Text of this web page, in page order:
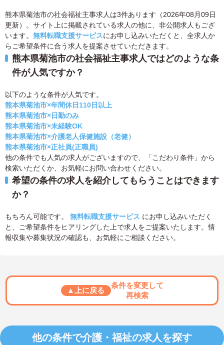
熊本県菊池市の社会福祉主事求人は3件あります（2026年08月09日
更新）。サイト上に掲載されている求人の他に、非公開求人もござ
います。 無料転職支援サービスにお申し込みいただくと、全求人か
らご希望条件に合う求人を提案させていただきます。
熊本県菊池市の社会福祉主事求人ではどのような条
件が人気ですか？
以下のような条件が人気です。
熊本県菊池市×年間休日110日以上
熊本県菊池市×日勤のみ
熊本県菊池市×未経験OK
熊本県菊池市×介護老人保健施設（老健）
熊本県菊池市×正社員(正職員)
他の条件でも人気の求人がございますので、「こだわり条件」から
検索いただくか、お気軽にお問い合わせください。
希望の条件の求人を紹介してもらうことはできます
か？
もちろん可能です。 無料転職支援サービス にお申し込みいただく
と、ご希望条件をヒアリングした上で求人をご提案いたします。情
報収集や募集状況の確認も、お気軽にご相談ください。
▲上に戻る
条件を変更して
再検索
他の条件で介護・福祉の求人を探す